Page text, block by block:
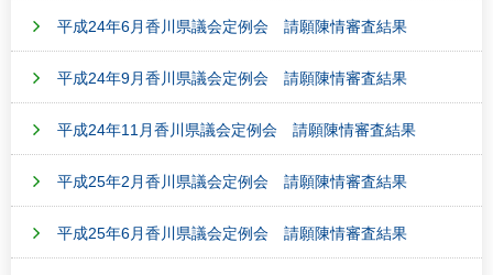
平成24年6月香川県議会定例会 請願陳情審査結果
平成24年9月香川県議会定例会 請願陳情審査結果
平成24年11月香川県議会定例会 請願陳情審査結果
平成25年2月香川県議会定例会 請願陳情審査結果
平成25年6月香川県議会定例会 請願陳情審査結果